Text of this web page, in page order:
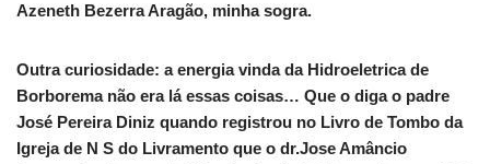
Azeneth Bezerra Aragão, minha sogra.
Outra curiosidade: a energia vinda da Hidroeletrica de
Borborema não era lá essas coisas… Que o diga o padre
José Pereira Diniz quando registrou no Livro de Tombo da
Igreja de N S do Livramento que o dr.Jose Amâncio